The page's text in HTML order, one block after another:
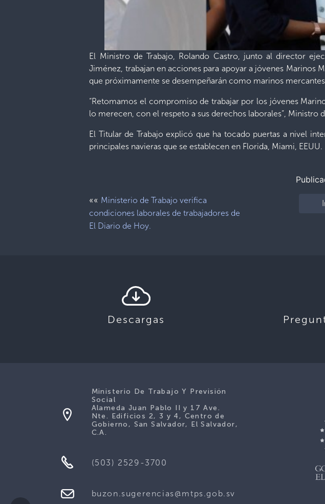
El Ministro de Trabajo, Rolando Castro, junto al director
Jiménez, trabajan en acciones para apoyar a jóvenes Marinos
que próximamente se desempeñarán como marinos
“Retomamos el compromiso de trabajar por los jóvenes
lo merecen, con el respeto a sus derechos laborales”, Ministro
El Titular de Trabajo explicó que ha tocado puertas a nivel
principales navieras que se establecen en Florida, Miami, EEUU.
«« Ministerio de Trabajo verifica
condiciones laborales de trabajadores de
El Diario de Hoy.
Descargas
Ministerio De Trabajo Y Previsión
Social
Alameda Juan Pablo II y 17 Ave.
Nte. Edificios 2, 3 y 4, Centro de
Gobierno, San Salvador, El Salvador,
C.A.
(503) 2529-3700
buzon.sugerencias@mtps.gob.sv